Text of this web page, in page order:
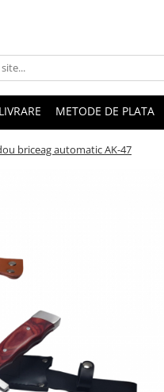
METODE DE PLATA
briceag automatic AK-47